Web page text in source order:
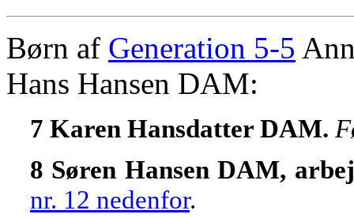
Børn af Generation 5-5
Hans Hansen DAM:
7 Karen Hansdatter DAM.
8 Søren Hansen DAM,
nr. 12 nedenfor.